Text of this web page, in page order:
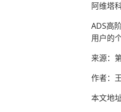
阿维塔
ADS高
用户的
来源：
作者：
本文地址